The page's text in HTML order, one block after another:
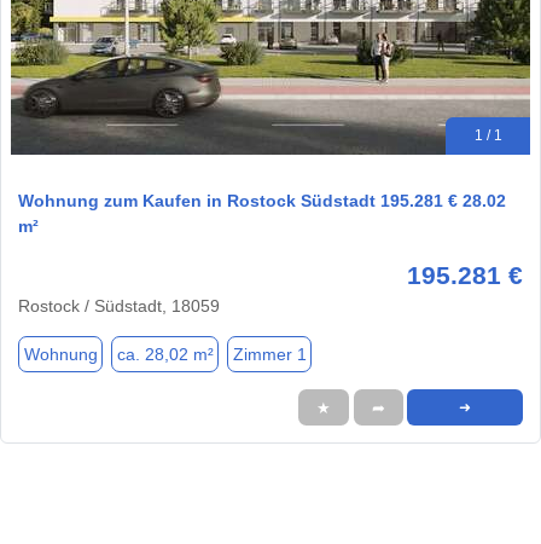
1 / 1
Wohnung zum Kaufen in Rostock Südstadt 195.281 € 28.02
m²
195.281 €
Rostock / Südstadt, 18059
Wohnung ca. 28,02 m² Zimmer 1
★ ➦ ➜